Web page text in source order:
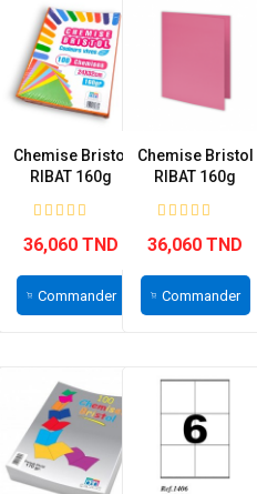
Chemise Bristol
RIBAT 160g
36,060 TND
Commander
Chemise Bristol
RIBAT 160g
36,060 TND
Commander